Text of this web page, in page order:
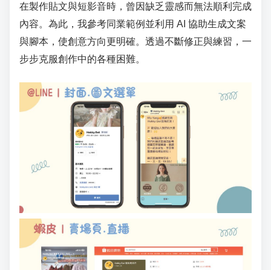
在製作貼文與短影音時，曾因缺乏靈感而無法順利完成
內容。為此，我參考同業範例並利用 AI 協助生成文案
與腳本，使創意方向更明確。透過不斷修正與練習，一
步步克服創作中的各種困難。